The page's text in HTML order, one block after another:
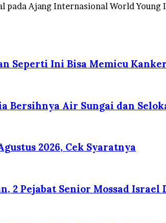
pada Ajang Internasional World
Seperti Ini Bisa Memicu Kanker
Bersihnya Air Sungai dan
2026, Cek Syaratnya
2 Pejabat Senior Mossad Israel